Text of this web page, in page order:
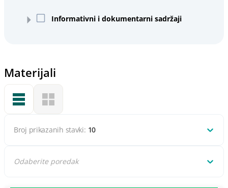
Informativni i dokumentarni sadržaji
Materijali
Broj prikazanih stavki: 10
Odaberite poredak